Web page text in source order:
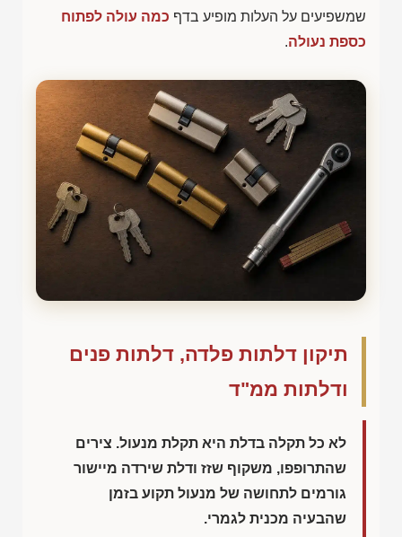
שמשפיעים על העלות מופיע בדף כמה עולה לפתוח
כספת נעולה.
תיקון דלתות פלדה, דלתות פנים
ודלתות ממ"ד
לא כל תקלה בדלת היא תקלת מנעול. צירים
שהתרופפו, משקוף שזז ודלת שירדה מיישור
גורמים לתחושה של מנעול תקוע בזמן
שהבעיה מכנית לגמרי.